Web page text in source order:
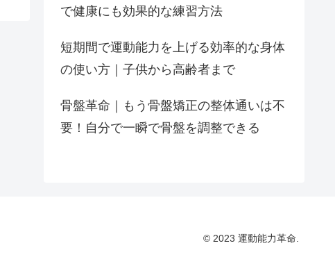
で健康にも効果的な練習方法
短期間で運動能力を上げる効率的な身体
の使い方｜子供から高齢者まで
骨盤革命｜もう骨盤矯正の整体通いは不
要！自分で一瞬で骨盤を調整できる
© 2023 運動能力革命.